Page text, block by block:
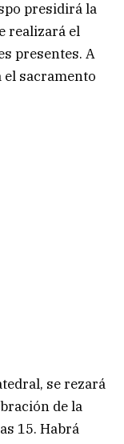
presidirá la
realizará el
presentes. A
sacramento
se rezará
de la
15. Habrá